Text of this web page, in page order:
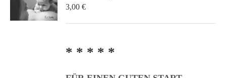
3,00€
* * * * *